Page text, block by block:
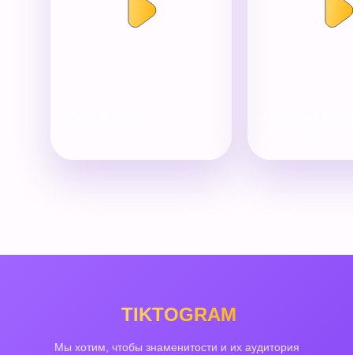
Мы хотим, чтобы знаменитости и их аудитория
TIKTOGRAM